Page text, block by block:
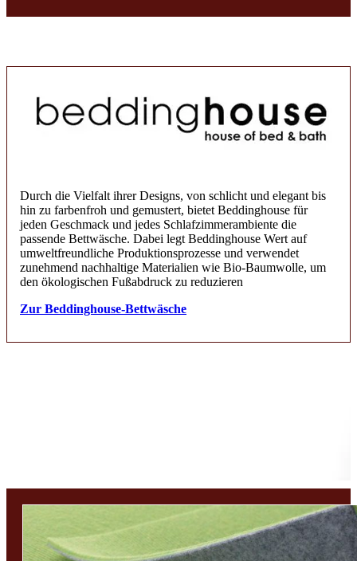
Durch die Vielfalt ihrer Designs, von schlicht und elegant bis
hin zu farbenfroh und gemustert, bietet Beddinghouse für
jeden Geschmack und jedes Schlafzimmerambiente die
passende Bettwäsche. Dabei legt Beddinghouse Wert auf
umweltfreundliche Produktionsprozesse und verwendet
zunehmend nachhaltige Materialien wie Bio-Baumwolle, um
den ökologischen Fußabdruck zu reduzieren
Zur Beddinghouse-Bettwäsche